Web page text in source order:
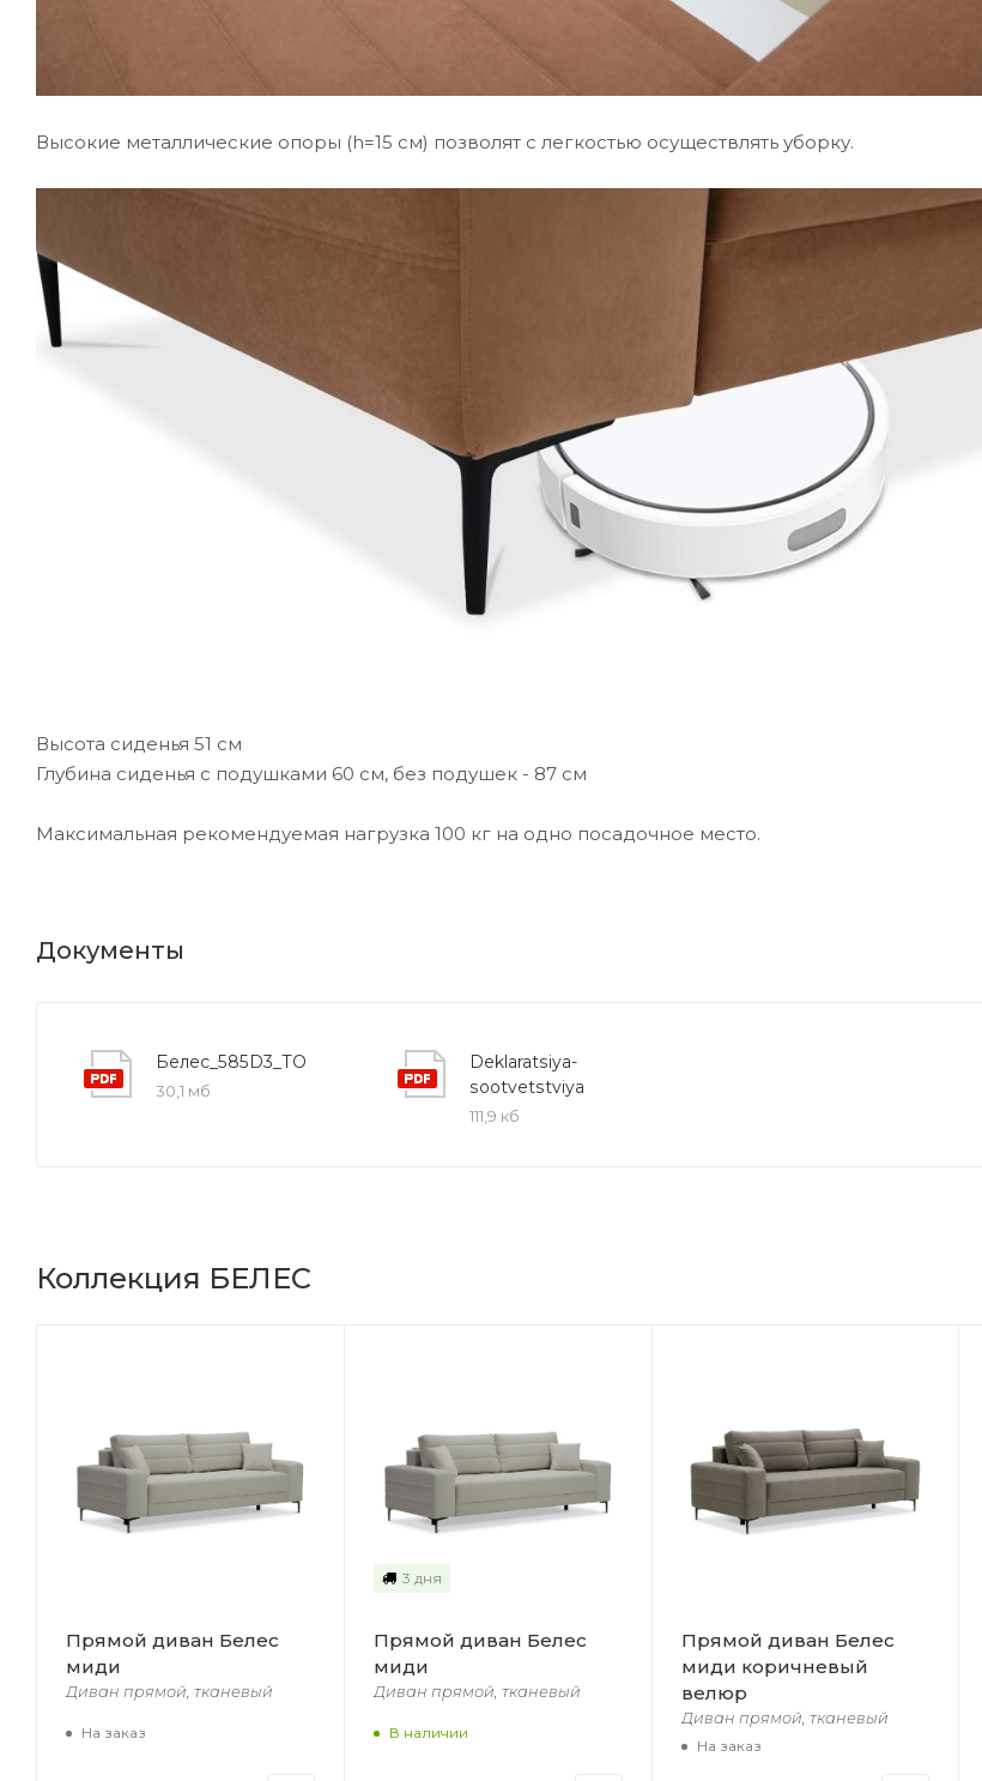
Высокие металлические опоры (h=15 см) позволят с легкостью осуществлять уборку.
Высота сиденья 51 см
Глубина сиденья с подушками 60 см, без подушек - 87 см
Максимальная рекомендуемая нагрузка 100 кг на одно посадочное место.
Документы
Белес_585D3_ТО
30,1 мб
Deklaratsiya-
sootvetstviya
111,9 кб
Коллекция БЕЛЕС
Прямой диван Белес
миди
Диван прямой, тканевый
На заказ
3 дня
Прямой диван Белес
миди
Диван прямой, тканевый
В наличии
Прямой диван Белес
миди коричневый
велюр
Диван прямой, тканевый
На заказ